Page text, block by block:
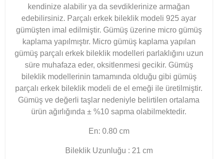
kendinize alabilir ya da sevdiklerinize armağan
edebilirsiniz. Parçalı erkek bileklik modeli 925 ayar
gümüşten imal edilmiştir. Gümüş üzerine micro gümüş
kaplama yapılmıştır. Micro gümüş kaplama yapılan
gümüş parçalı erkek bileklik modelleri parlaklığını uzun
süre muhafaza eder, oksitlenmesi gecikir. Gümüş
bileklik modellerinin tamamında olduğu gibi gümüş
parçalı erkek bileklik modeli de el emeği ile üretilmiştir.
Gümüş ve değerli taşlar nedeniyle belirtilen ortalama
ürün ağırlığında ± %10 sapma olabilmektedir.
En: 0.80 cm
Bileklik Uzunluğu : 21 cm